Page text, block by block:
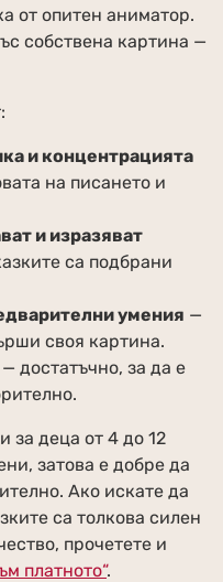
от опитен аниматор.
собствена картина —
и концентрацията
на писането и
и изразяват
са подбрани
умения —
своя картина.
— достатъчно, за да е
за деца от 4 до 12
затова е добре да
Ако искате да
са толкова силен
прочетете и
платното“.